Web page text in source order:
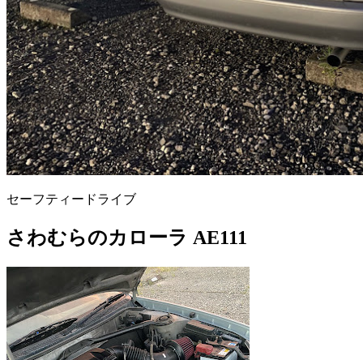
セーフティードライブ
さわむらのカローラ AE111